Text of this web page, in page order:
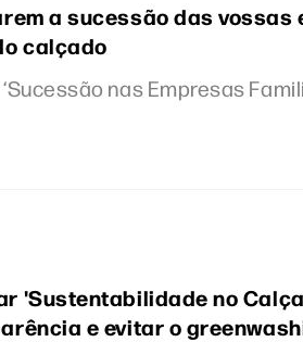
a sucessão das
calçado
nas Empresas
'Sustentabilidade no
e evitar o